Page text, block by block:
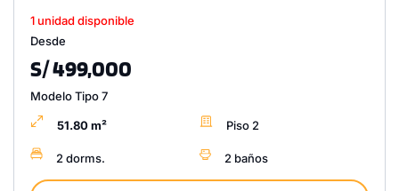
1 unidad disponible
Desde
S/ 499,000
Modelo Tipo 7
51.80 m² Piso 2
2 dorms. 2 baños